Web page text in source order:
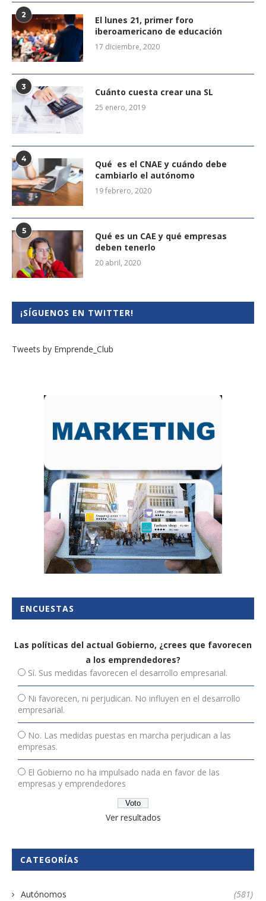
2
El lunes 21, primer foro
iberoamericano de educación
17 diciembre, 2020
3 Cuánto cuesta crear una SL
25 enero, 2019
4
Qué es el CNAE y cuándo debe
cambiarlo el autónomo
19 febrero, 2020
5
Qué es un CAE y qué empresas
deben tenerlo
20 abril, 2020
¡SÍGUENOS EN TWITTER!
Tweets by Emprende_Club
ENCUESTAS
Las políticas del actual Gobierno, ¿crees que favorecen
a los emprendedores?
Sí. Sus medidas favorecen el desarrollo empresarial.
Ni favorecen, ni perjudican. No influyen en el desarrollo
empresarial.
No. Las medidas puestas en marcha perjudican a las
empresas.
El Gobierno no ha impulsado nada en favor de las
empresas y emprendedores
Ver resultados
CATEGORÍAS
Autónomos (581)